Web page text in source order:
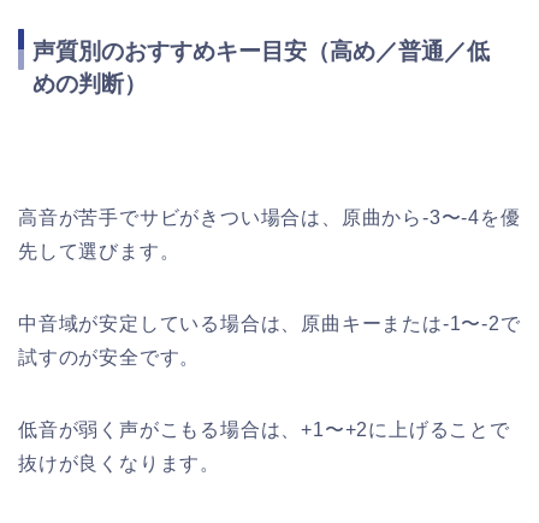
声質別のおすすめキー目安（高め／普通／低
めの判断）
高音が苦手でサビがきつい場合は、原曲から-3〜-4を優
先して選びます。
中音域が安定している場合は、原曲キーまたは-1〜-2で
試すのが安全です。
低音が弱く声がこもる場合は、+1〜+2に上げることで
抜けが良くなります。